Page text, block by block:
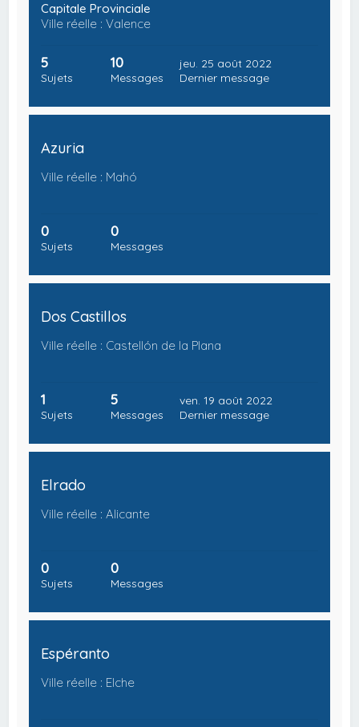
Capitale Provinciale
Ville réelle : Valence
5
Sujets
10
Messages
jeu. 25 août 2022
Dernier message
Azuria
Ville réelle : Mahó
0
Sujets
0
Messages
Dos Castillos
Ville réelle : Castellón de la Plana
1
Sujets
5
Messages
ven. 19 août 2022
Dernier message
Elrado
Ville réelle : Alicante
0
Sujets
0
Messages
Espéranto
Ville réelle : Elche